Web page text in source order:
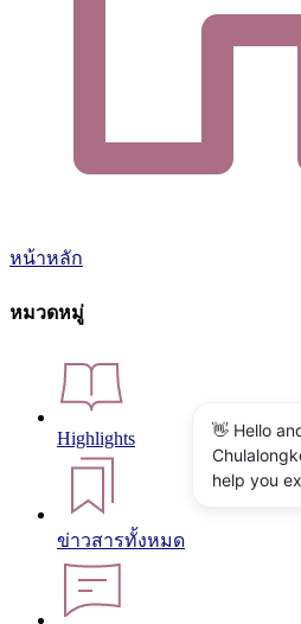
หน้าหลัก
หมวดหมู่
Highlights
ข่าวสารทั้งหมด
👋 Hello
help you